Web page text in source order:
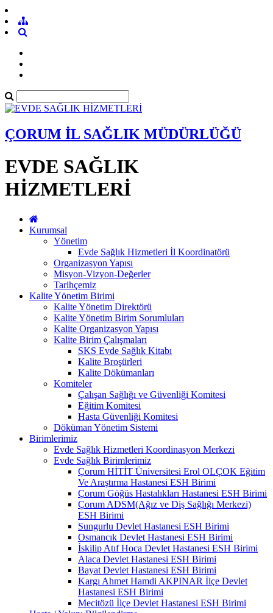
ÇORUM İL SAĞLIK MÜDÜRLÜĞÜ
EVDE SAĞLIK
HİZMETLERİ
Kurumsal
Yönetim
Evde Sağlık Hizmetleri İl Koordinatörü
Organizasyon Yapısı
Misyon-Vizyon-Değerler
Tarihçemiz
Kalite Yönetim Birimi
Kalite Yönetim Direktörü
Kalite Yönetim Birim Sorumluları
Kalite Organizasyon Yapısı
Kalite Birim Çalışmaları
SKS Evde Sağlık Kitabı
Kalite Broşürleri
Kalite Dökümanları
Komiteler
Çalışan Sağlığı ve Güvenliği Komitesi
Eğitim Komitesi
Hasta Güvenliği Komitesi
Döküman Yönetim Sistemi
Birimlerimiz
Evde Sağlık Hizmetleri Koordinasyon Merkezi
Evde Sağlık Birimlerimiz
Çorum HİTİT Üniversitesi Erol OLÇOK Eğitim
Ve Araştırma Hastanesi ESH Birimi
Çorum Göğüs Hastalıkları Hastanesi ESH Birimi
Çorum ADSM(Ağız ve Diş Sağlığı Merkezi)
ESH Birimi
Sungurlu Devlet Hastanesi ESH Birimi
Osmancık Devlet Hastanesi ESH Birimi
İskilip Atıf Hoca Devlet Hastanesi ESH Birimi
Alaca Devlet Hastanesi ESH Birimi
Bayat Devlet Hastanesi ESH Birimi
Kargı Ahmet Hamdi AKPINAR İlçe Devlet
Hastanesi ESH Birimi
Mecitözü İlçe Devlet Hastanesi ESH Birimi